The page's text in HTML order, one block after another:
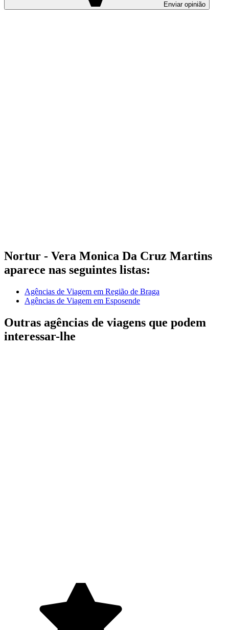
Enviar opinião
Nortur - Vera Monica Da Cruz Martins
aparece nas seguintes listas:
Agências de Viagem em Região de Braga
Agências de Viagem em Esposende
Outras agências de viagens que podem
interessar-lhe